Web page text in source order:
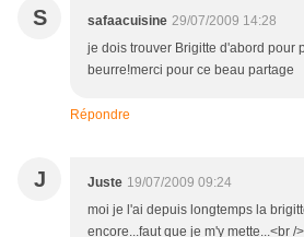
S safaacuisine 29/07/2009 14:28
je dois trouver Brigitte d'abord pour
beurre!merci pour ce beau partage
Répondre
J Juste 19/07/2009 09:24
moi je l'ai depuis longtemps la
encore...faut que je m'y mette...<br /